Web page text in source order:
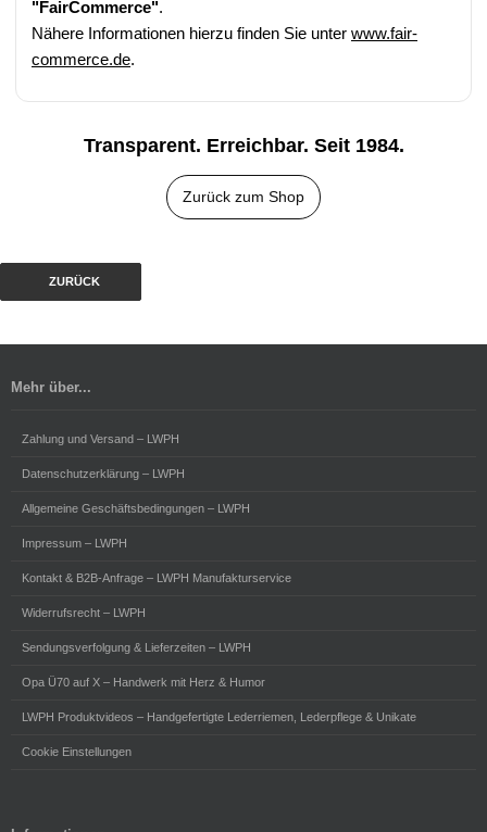
"FairCommerce".
Nähere Informationen hierzu finden Sie unter www.fair-
commerce.de.
Transparent. Erreichbar. Seit 1984.
Zurück zum Shop
ZURÜCK
Mehr über...
Zahlung und Versand – LWPH
Datenschutzerklärung – LWPH
Allgemeine Geschäftsbedingungen – LWPH
Impressum – LWPH
Kontakt & B2B-Anfrage – LWPH Manufakturservice
Widerrufsrecht – LWPH
Sendungsverfolgung & Lieferzeiten – LWPH
Opa Ü70 auf X – Handwerk mit Herz & Humor
LWPH Produktvideos – Handgefertigte Lederriemen, Lederpflege & Unikate
Cookie Einstellungen